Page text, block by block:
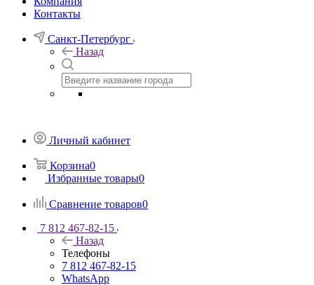
Контакты
Санкт-Петербург
Назад
Личный кабинет
Корзина0
Избранные товары0
Сравнение товаров0
7 812 467-82-15
Назад
Телефоны
7 812 467-82-15
WhatsApp